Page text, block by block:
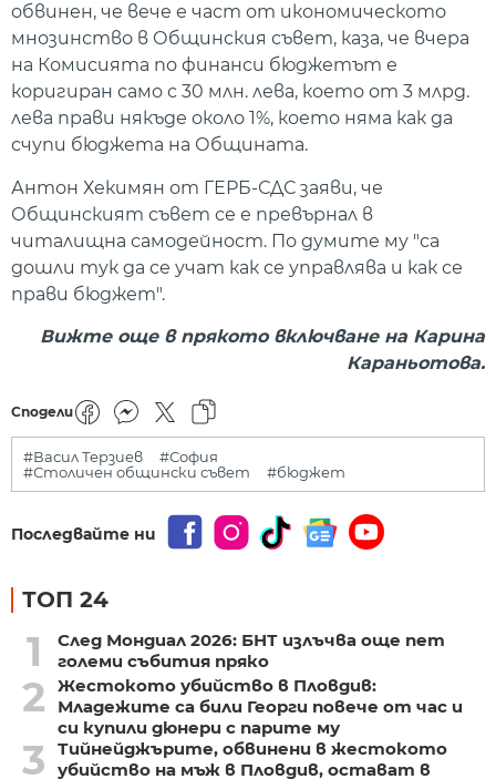
обвинен, че вече е част от икономическото
мнозинство в Общинския съвет, каза, че вчера
на Комисията по финанси бюджетът е
коригиран само с 30 млн. лева, което от 3 млрд.
лева прави някъде около 1%, което няма как да
счупи бюджета на Общината.
Антон Хекимян от ГЕРБ-СДС заяви, че
Общинският съвет се е превърнал в
читалищна самодейност. По думите му "са
дошли тук да се учат как се управлява и как се
прави бюджет".
Вижте още в прякото включване на Карина
Караньотова.
Сподели
#Васил Терзиев
#София
#Столичен общински съвет
#бюджет
Последвайте ни
ТОП 24
1
След Мондиал 2026: БНТ излъчва още пет
големи събития пряко
2
Жестокото убийство в Пловдив:
Младежите са били Георги повече от час и
си купили дюнери с парите му
3
Тийнейджърите, обвинени в жестокото
убийство на мъж в Пловдив, остават в